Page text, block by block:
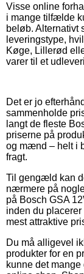
Visse online
i mange tilfælde
beløb. Alternativt
leveringstype,
Køge, Lillerød
varer til et
Det er jo
sammenholde
langt de fleste
priserne på
og mænd – helt i
fragt.
Til gengæld kan
nærmere på
på Bosch GSA
inden du
mest attraktive
Du må alligevel
produkter for en
kunne det